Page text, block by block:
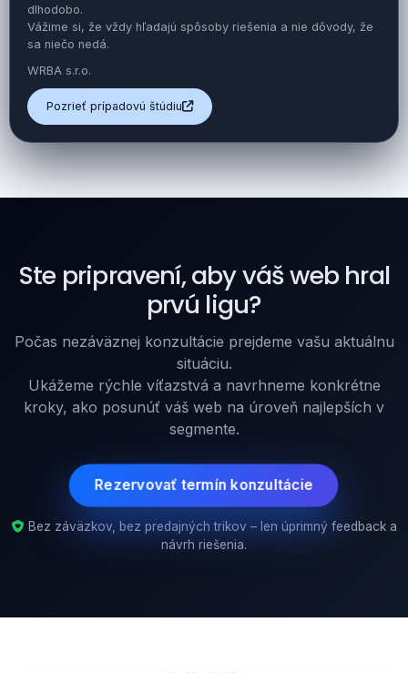
dlhodobo.
Vážime si, že vždy hľadajú spôsoby riešenia a nie dôvody, že
sa niečo nedá.
WRBA s.r.o.
Pozrieť prípadovú štúdiu
Ste pripravení, aby váš web hral
prvú ligu?
Počas nezáväznej konzultácie prejdeme vašu aktuálnu
situáciu.
Ukážeme rýchle víťazstvá a navrhneme konkrétne
kroky, ako posunúť váš web na úroveň najlepších v
segmente.
Rezervovať termín konzultácie
Bez záväzkov, bez predajných trikov – len úprimný feedback a
návrh riešenia.